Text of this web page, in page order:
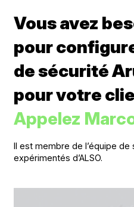
Vous avez
pour
de sécurité
pour votre
Appelez
Il est membre de l’équipe de
expérimentés d’ALSO.